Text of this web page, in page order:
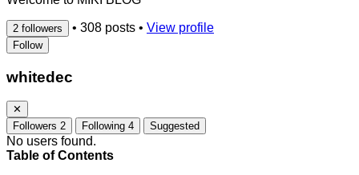
2 followers • 308 posts • View profile
Follow
whitedec
✕
Followers 2 Following 4 Suggested
No users found.
Table of Contents